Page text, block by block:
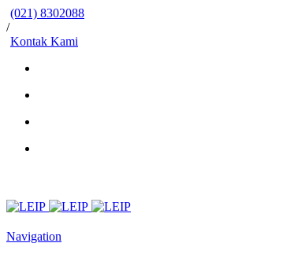
(021) 8302088
/
Kontak Kami
Navigation